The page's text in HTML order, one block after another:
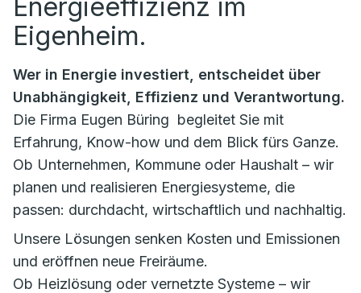
Energieeffizienz im
Eigenheim.
Wer in Energie investiert, entscheidet über
Unabhängigkeit, Effizienz und Verantwortung.
Die Firma Eugen Büring begleitet Sie mit
Erfahrung, Know-how und dem Blick fürs Ganze.
Ob Unternehmen, Kommune oder Haushalt – wir
planen und realisieren Energiesysteme, die
passen: durchdacht, wirtschaftlich und nachhaltig.
Unsere Lösungen senken Kosten und Emissionen
und eröffnen neue Freiräume.
Ob Heizlösung oder vernetzte Systeme – wir